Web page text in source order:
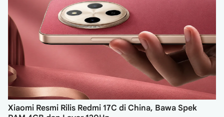
Xiaomi Resmi Rilis Redmi 17C di China, Bawa Spek